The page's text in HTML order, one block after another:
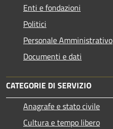
Enti e fondazioni
Politici
Personale Amministrativo
Documenti e dati
CATEGORIE DI SERVIZIO
Anagrafe e stato civile
Cultura e tempo libero